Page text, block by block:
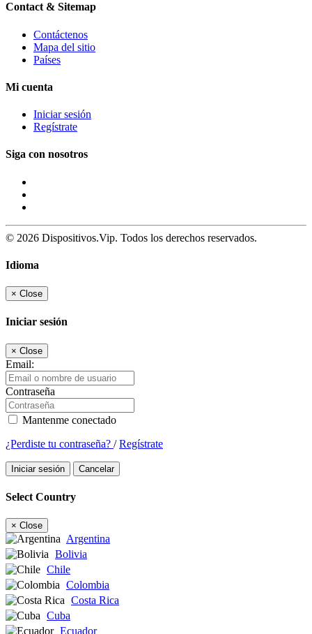
Contact & Sitemap
Contáctenos
Mapa del sitio
Países
Mi cuenta
Iniciar sesión
Regístrate
Siga con nosotros
© 2026 Dispositivos.Vip. Todos los derechos reservados.
Idioma
× Close
Iniciar sesión
× Close
Email:
Contraseña
Mantenme conectado
¿Perdiste tu contraseña? /Regístrate
Iniciar sesión Cancelar
Select Country
× Close
Argentina
Bolivia
Chile
Colombia
Costa Rica
Cuba
Ecuador